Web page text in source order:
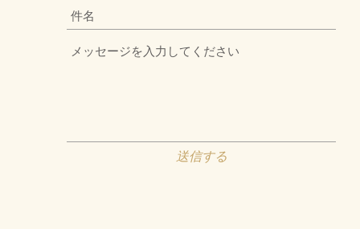
送信する